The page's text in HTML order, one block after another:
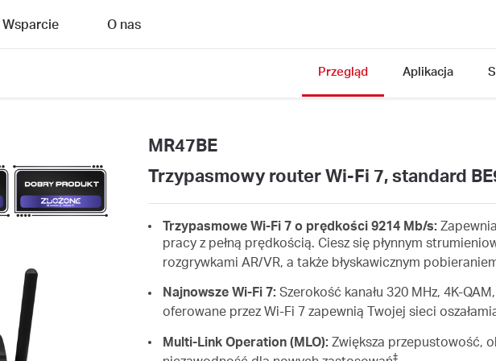
Wsparcie O nas
Przegląd Aplikacja
MR47BE
Trzypasmowy router Wi-Fi 7, standard
Trzypasmowe Wi-Fi 7 o prędkości 9214 Mb/s:
pracy z pełną prędkością. Ciesz się płynnym
rozgrywkami AR/VR, a także błyskawicznym
Najnowsze Wi-Fi 7: Szerokość kanału 320 MHz, 4K-
oferowane przez Wi-Fi 7 zapewnią Twojej sieci
Multi-Link Operation (MLO): Zwiększa przepustowość,
‡